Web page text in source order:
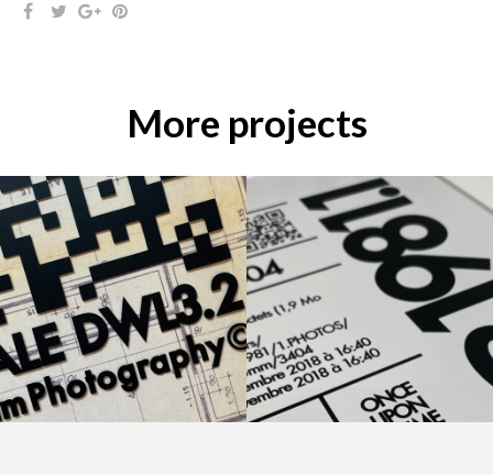
More projects
ARTSPER